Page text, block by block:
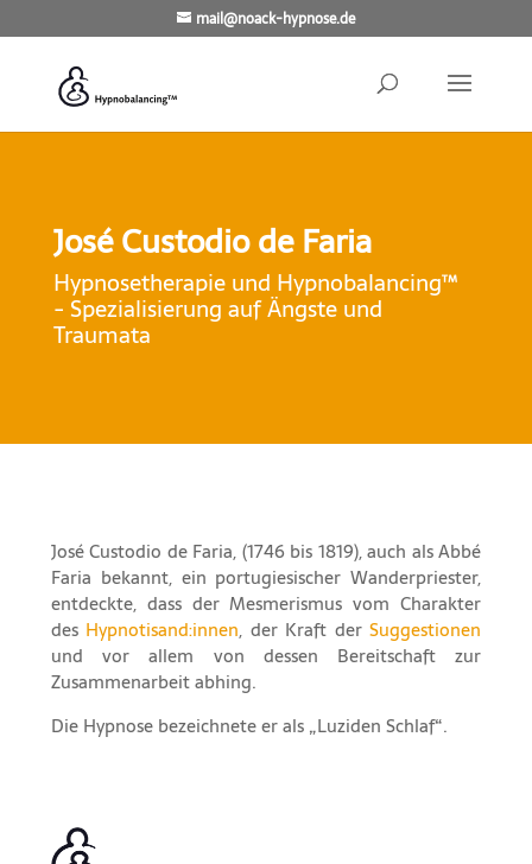
mail@noack-hypnose.de
José Custodio de Faria
Hypnosetherapie und Hypnobalancing™
- Spezialisierung auf Ängste und
Traumata
José Custodio de Faria, (1746 bis 1819), auch als Abbé
Faria bekannt, ein portugiesischer Wanderpriester,
entdeckte, dass der Mesmerismus vom Charakter
des Hypnotisand:innen, der Kraft derSuggestionen
und vor allem von dessen Bereitschaft zur
Zusammenarbeit abhing.
Die Hypnose bezeichnete er als „Luziden Schlaf“.